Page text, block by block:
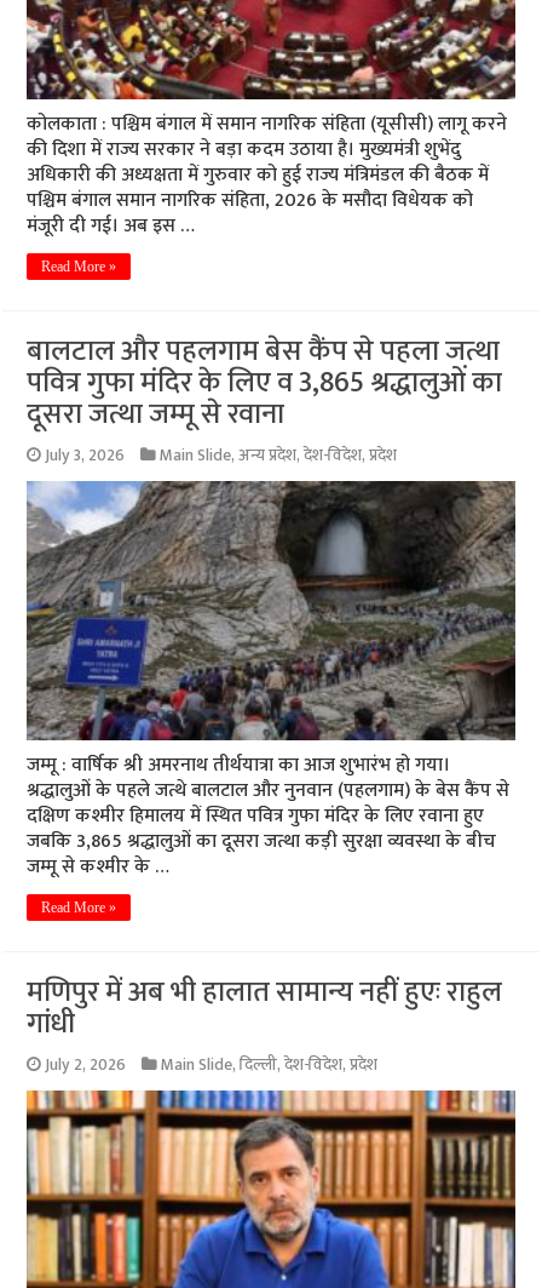
कोलकाता : पश्चिम बंगाल में समान नागरिक संहिता (यूसीसी) लागू करने
की दिशा में राज्य सरकार ने बड़ा कदम उठाया है। मुख्यमंत्री शुभेंदु
अधिकारी की अध्यक्षता में गुरुवार को हुई राज्य मंत्रिमंडल की बैठक में
पश्चिम बंगाल समान नागरिक संहिता, 2026 के मसौदा विधेयक को
मंजूरी दी गई। अब इस …
Read More »
बालटाल और पहलगाम बेस कैंप से पहला जत्था
पवित्र गुफा मंदिर के लिए व 3,865 श्रद्धालुओं का
दूसरा जत्था जम्मू से रवाना
July 3, 2026 Main Slide,अन्य प्रदेश,देश-विदेश,प्रदेश
जम्मू : वार्षिक श्री अमरनाथ तीर्थयात्रा का आज शुभारंभ हो गया।
श्रद्धालुओं के पहले जत्थे बालटाल और नुनवान (पहलगाम) के बेस कैंप से
दक्षिण कश्मीर हिमालय में स्थित पवित्र गुफा मंदिर के लिए रवाना हुए
जबकि 3,865 श्रद्धालुओं का दूसरा जत्था कड़ी सुरक्षा व्यवस्था के बीच
जम्मू से कश्मीर के …
Read More »
मणिपुर में अब भी हालात सामान्य नहीं हुएः राहुल
गांधी
July 2, 2026 Main Slide,दिल्ली,देश-विदेश,प्रदेश